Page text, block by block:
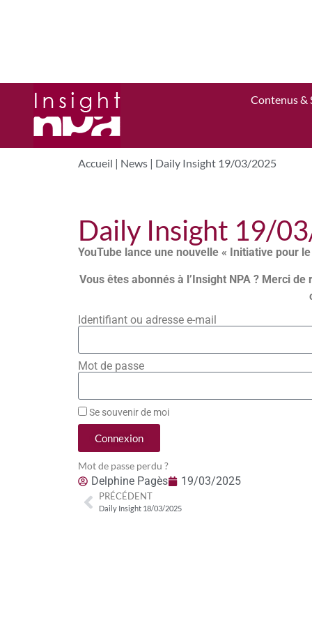
Contenus &
Accueil | News | Daily Insight 19/03/2025
Daily Insight 19/
YouTube lance une nouvelle « Initiative pour
Vous êtes abonnés à l’Insight NPA ? Merci
Identifiant ou adresse e-mail
Mot de passe
Se souvenir de moi
Connexion
Mot de passe perdu ?
Delphine Pagès 19/03/2025
PRÉCÉDENT
Daily Insight 18/03/2025